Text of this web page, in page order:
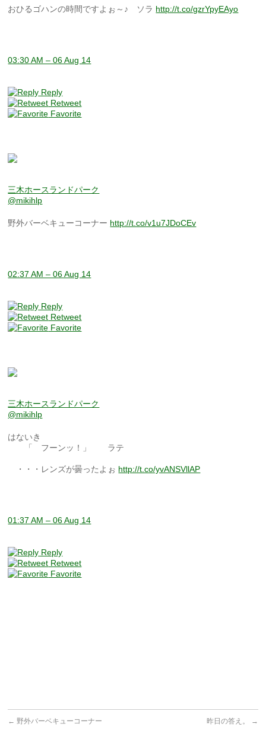
おひるゴハンの時間ですよぉ～♪ ソラ http://t.co/gzrYpyEAyo
03:30 AM – 06 Aug 14
Reply
Retweet
Favorite
三木ホースランドパーク
@mikihlp
野外バーベキューコーナー http://t.co/v1u7JDoCEv
02:37 AM – 06 Aug 14
Reply
Retweet
Favorite
三木ホースランドパーク
@mikihlp
はないき
「 フーンッ！」 ラテ
・・・レンズが曇ったよぉ http://t.co/yvANSVllAP
01:37 AM – 06 Aug 14
Reply
Retweet
Favorite
← 野外バーベキューコーナー 昨日の答え。 →